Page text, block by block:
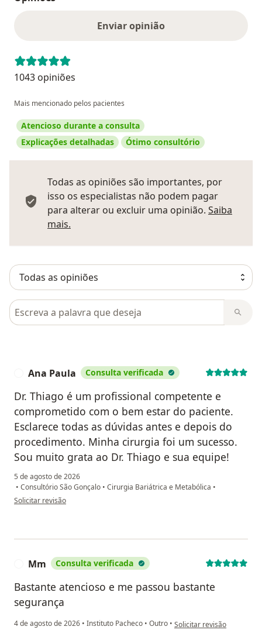
Enviar opinião
1043 opiniões
Mais mencionado pelos pacientes
Atencioso durante a consulta
Explicações detalhadas
Ótimo consultório
Todas as opiniões são importantes, por
isso os especialistas não podem pagar
para alterar ou excluir uma opinião. Saiba
mais.
Pesquisar em opiniões
Ana Paula Consulta verificada
Dr. Thiago é um profissional competente e
comprometido com o bem estar do paciente.
Esclarece todas as dúvidas antes e depois do
procedimento. Minha cirurgia foi um sucesso.
Sou muito grata ao Dr. Thiago e sua equipe!
5 de agosto de 2026
• Consultório São Gonçalo • Cirurgia Bariátrica e Metabólica •
na opinião do utilizador Ana Paula
Solicitar revisão
Mm Consulta verificada
Bastante atencioso e me passou bastante
segurança
4 de agosto de 2026 • Instituto Pacheco • Outro • na opinião do utilizador
Solicitar revisão